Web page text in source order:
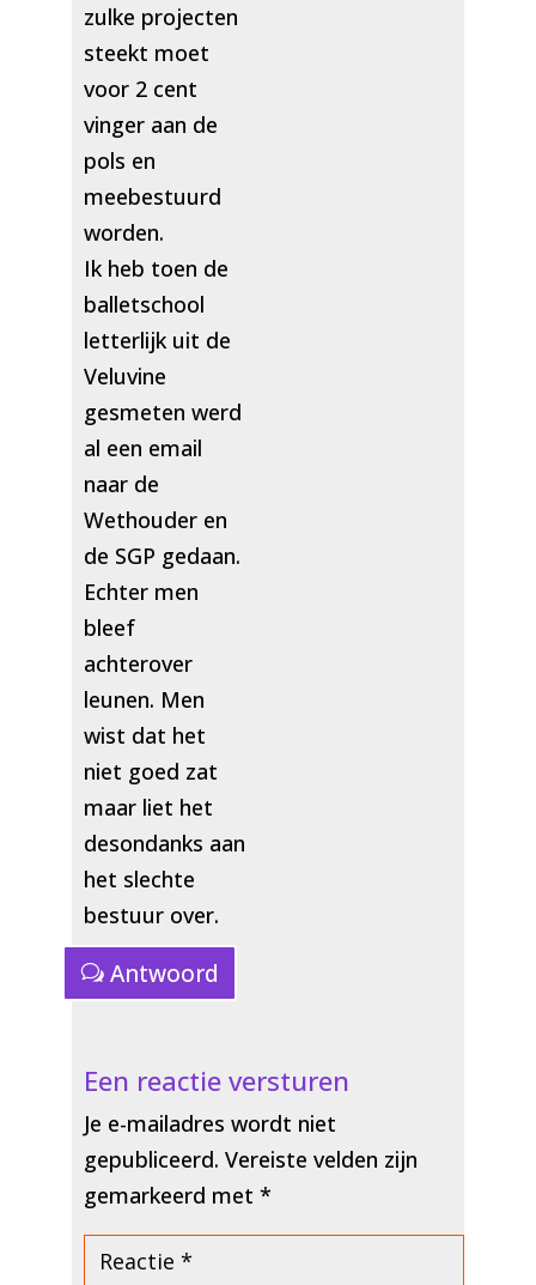
zulke projecten
steekt moet
voor 2 cent
vinger aan de
pols en
meebestuurd
worden.
Ik heb toen de
balletschool
letterlijk uit de
Veluvine
gesmeten werd
al een email
naar de
Wethouder en
de SGP gedaan.
Echter men
bleef
achterover
leunen. Men
wist dat het
niet goed zat
maar liet het
desondanks aan
het slechte
bestuur over.
Antwoord
Een reactie versturen
Je e-mailadres wordt niet
gepubliceerd. Vereiste velden zijn
gemarkeerd met *